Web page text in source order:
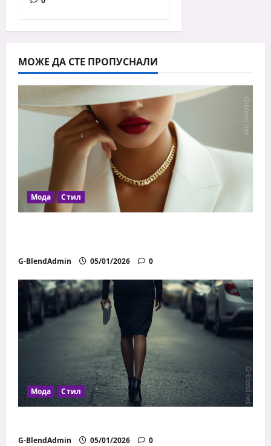
МОЖЕ ДА СТЕ ПРОПУСНАЛИ
Мода Стил
G-BlendAdmin 05/01/2026 0
Мода Стил
G-BlendAdmin 05/01/2026 0